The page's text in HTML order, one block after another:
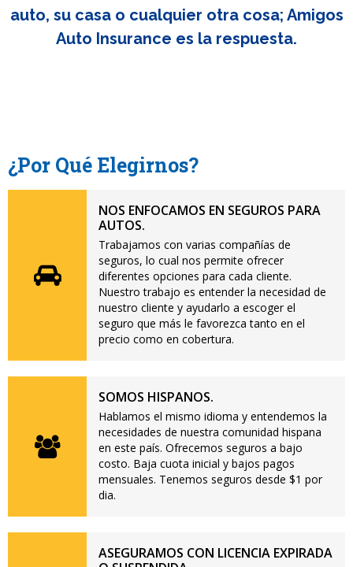
auto, su casa o cualquier otra cosa; Amigos
Auto Insurance es la respuesta.
¿Por Qué Elegirnos?
NOS ENFOCAMOS EN SEGUROS PARA
AUTOS.
Trabajamos con varias compañías de
seguros, lo cual nos permite ofrecer
diferentes opciones para cada cliente.
Nuestro trabajo es entender la necesidad de
nuestro cliente y ayudarlo a escoger el
seguro que más le favorezca tanto en el
precio como en cobertura.
SOMOS HISPANOS.
Hablamos el mismo idioma y entendemos la
necesidades de nuestra comunidad hispana
en este país. Ofrecemos seguros a bajo
costo. Baja cuota inicial y bajos pagos
mensuales. Tenemos seguros desde $1 por
dia.
ASEGURAMOS CON LICENCIA EXPIRADA